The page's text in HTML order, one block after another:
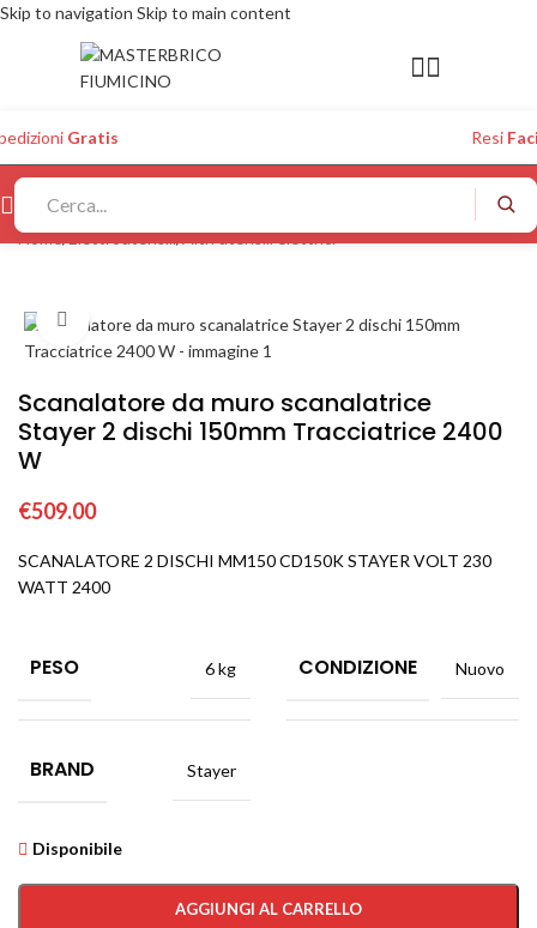
Skip to navigation Skip to main content
Gratis Resi
Home/Elettroutensili/Altri utensili elettrici
Click to enlarge
Scanalatore da muro scanalatrice
Stayer 2 dischi 150mm Tracciatrice 2400
W
€509.00
SCANALATORE 2 DISCHI MM150 CD150K STAYER VOLT 230
WATT 2400
PESO 6 kg CONDIZIONE Nuovo
BRAND Stayer
Disponibile
AGGIUNGI AL CARRELLO